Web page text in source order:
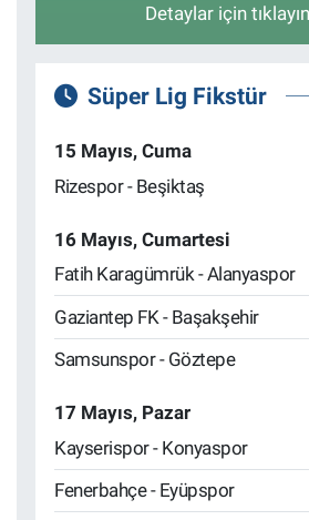
Detaylar için tıklayın
Süper Lig Fikstür
15 Mayıs, Cuma
Rizespor - Beşiktaş
16 Mayıs, Cumartesi
Fatih Karagümrük - Alanyaspor
Gaziantep FK - Başakşehir
Samsunspor - Göztepe
17 Mayıs, Pazar
Kayserispor - Konyaspor
Fenerbahçe - Eyüpspor